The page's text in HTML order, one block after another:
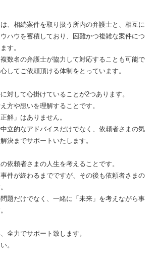
、相続案件を取り扱う所内の弁護士と、相互に
ハウを蓄積しており、困難かつ複雑な案件につ
す。
数名の弁護士が協力して対応することも可能で
してご依頼頂ける体制をとっています。
対して心掛けていることが2つあります。
方や想いを理解することです。
解」はありません。
立的なアドバイスだけでなく、依頼者さまの気
決までサポートいたします。
依頼者さまの人生を考えることです。
件が終わるまでですが、その後も依頼者さまの
題だけでなく、一緒に「未来」を考えながら事
全力でサポート致します。
。